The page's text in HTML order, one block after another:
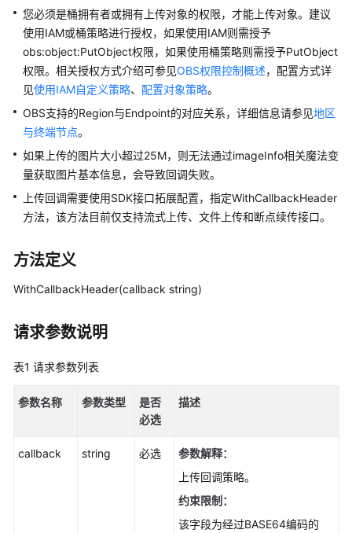
速
入
门
用
户
指
南
权
限
配
置
南
工
指
南
最
佳
实
您必须是桶拥有者或拥有上传对象的权限，才能上传对象。建议
使用IAM或桶策略进行授权，如果使用IAM则需授予
obs:object:PutObject权限，如果使用桶策略则需授予PutObject
权限。相关授权方式介绍可参见OBS权限控制概述，配置方式详
见使用IAM自定义策略、 配置对象策略。
OBS支持的Region与Endpoint的对应关系，详细信息请参见地区
与终端节点。
如果上传的图片大小超过25M，则无法通过imageInfo相关魔法变
量获取图片基本信息，会导致回调失败。
上传回调需要使用SDK接口拓展配置，指定WithCallbackHeader
方法，该方法目前仅支持流式上传、文件上传和断点续传接口。
方法定义
WithCallbackHeader(callback string)
请求参数说明
表1 请求参数列表
参数名称 参数类型
是否
必选
描述
callback string 必选 参数解释：
上传回调策略。
约束限制：
该字段为经过BASE64编码的